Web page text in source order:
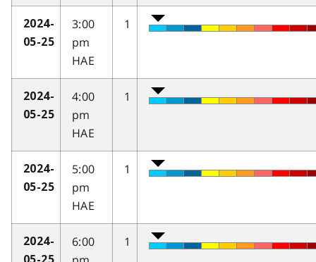
2024-
05-25
3:00
pm
HAE
1
2024-
05-25
4:00
pm
HAE
1
2024-
05-25
5:00
pm
HAE
1
2024-
6:00
1